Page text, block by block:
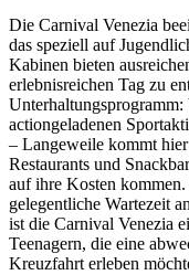
Die Carnival Venezia
das speziell auf
Kabinen bieten
erlebnisreichen Tag zu
Unterhaltungsprogramm:
actiongeladenen
– Langeweile kommt
Restaurants und
auf ihre Kosten
gelegentliche Wartezeit
ist die Carnival Venezia
Teenagern, die eine
Kreuzfahrt erleben